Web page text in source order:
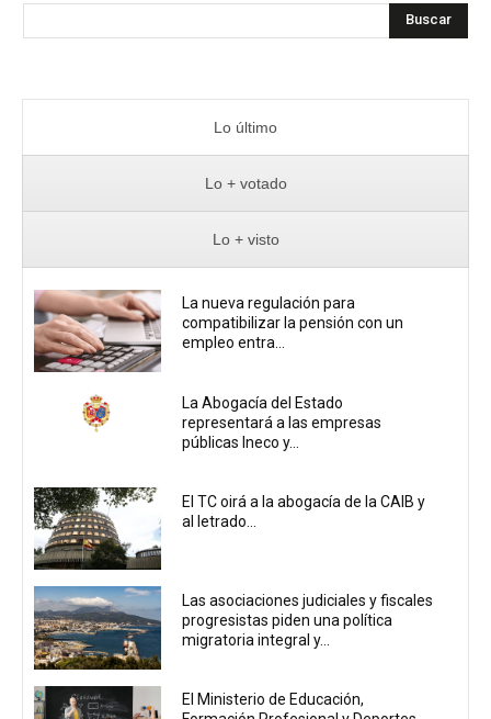
Buscar
Lo último
Lo + votado
Lo + visto
La nueva regulación para
compatibilizar la pensión con un
empleo entra...
La Abogacía del Estado
representará a las empresas
públicas Ineco y...
El TC oirá a la abogacía de la CAIB y
al letrado...
Las asociaciones judiciales y fiscales
progresistas piden una política
migratoria integral y...
El Ministerio de Educación,